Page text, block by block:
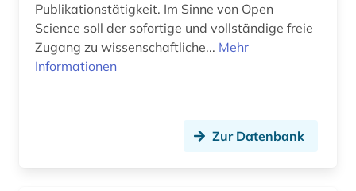
Publikationstätigkeit. Im Sinne von Open
Science soll der sofortige und vollständige freie
Zugang zu wissenschaftliche... Mehr
Informationen
Zur Datenbank